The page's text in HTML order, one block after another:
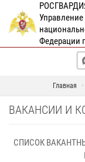
Федерации
Главная
ВАКАНСИИ И
СПИСОК